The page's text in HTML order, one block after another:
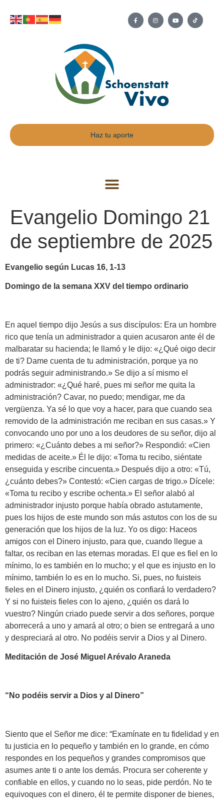
Haz tu aporte
Evangelio Domingo 21
de septiembre de 2025
Evangelio según Lucas 16, 1-13
Domingo de la semana XXV del tiempo ordinario
En aquel tiempo dijo Jesús a sus discípulos: Era un hombre
rico que tenía un administrador a quien acusaron ante él de
malbaratar su hacienda; le llamó y le dijo: «¿Qué oigo decir
de ti? Dame cuenta de tu administración, porque ya no
podrás seguir administrando.» Se dijo a sí mismo el
administrador: «¿Qué haré, pues mi señor me quita la
administración? Cavar, no puedo; mendigar, me da
vergüenza. Ya sé lo que voy a hacer, para que cuando sea
removido de la administración me reciban en sus casas.» Y
convocando uno por uno a los deudores de su señor, dijo al
primero: «¿Cuánto debes a mi señor?» Respondió: «Cien
medidas de aceite.» Él le dijo: «Toma tu recibo, siéntate
enseguida y escribe cincuenta.» Después dijo a otro: «Tú,
¿cuánto debes?» Contestó: «Cien cargas de trigo.» Dícele:
«Toma tu recibo y escribe ochenta.» El señor alabó al
administrador injusto porque había obrado astutamente,
pues los hijos de este mundo son más astutos con los de su
generación que los hijos de la luz. Yo os digo: Haceos
amigos con el Dinero injusto, para que, cuando llegue a
faltar, os reciban en las eternas moradas. El que es fiel en lo
mínimo, lo es también en lo mucho; y el que es injusto en lo
mínimo, también lo es en lo mucho. Si, pues, no fuisteis
fieles en el Dinero injusto, ¿quién os confiará lo verdadero?
Y si no fuisteis fieles con lo ajeno, ¿quién os dará lo
vuestro? Ningún criado puede servir a dos señores, porque
aborrecerá a uno y amará al otro; o bien se entregará a uno
y despreciará al otro. No podéis servir a Dios y al Dinero.
Meditación de José Miguel Arévalo Araneda
“No podéis servir a Dios y al Dinero”
Siento que el Señor me dice: “Examínate en tu fidelidad y en
tu justicia en lo pequeño y también en lo grande, en cómo
respondes en los pequeños y grandes compromisos que
asumes ante ti o ante los demás. Procura ser coherente y
confiable en ellos, y cuando no lo seas, pide perdón. No te
equivoques con el dinero, él te permite disponer de bienes,